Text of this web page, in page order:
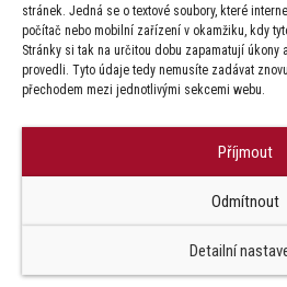
stránek. Jedná se o textové soubory, které
počítač nebo mobilní zařízení v okamžiku, kdy
Stránky si tak na určitou dobu zapamatují úkony
provedli. Tyto údaje tedy nemusíte zadávat
přechodem mezi jednotlivými sekcemi webu.
Příjmout
Odmítnout
Detailní
Za publikovaný obsah odpovídají
Factory s.r.o. zapovězeno.